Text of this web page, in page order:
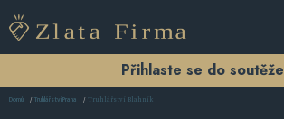
Přihlaste se do soutěže
Domů Truhlářství Praha Truhlářství Blahník